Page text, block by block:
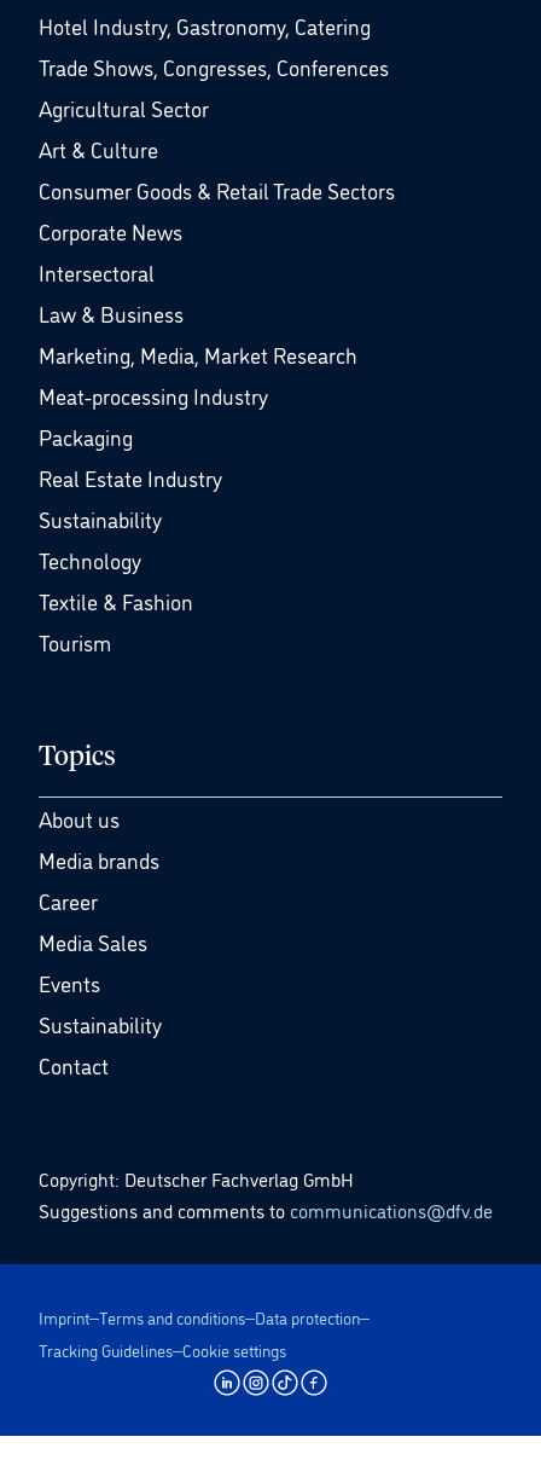
Hotel Industry, Gastronomy, Catering
Trade Shows, Congresses, Conferences
Agricultural Sector
Art & Culture
Consumer Goods & Retail Trade Sectors
Corporate News
Intersectoral
Law & Business
Marketing, Media, Market Research
Meat-processing Industry
Packaging
Real Estate Industry
Sustainability
Technology
Textile & Fashion
Tourism
Topics
About us
Media brands
Career
Media Sales
Events
Sustainability
Contact
Copyright: Deutscher Fachverlag GmbH
Suggestions and comments to communications@dfv.de
Imprint Terms and conditions Data protection
Tracking Guidelines Cookie settings